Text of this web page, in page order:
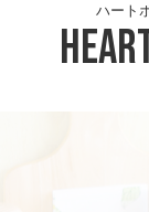
ハート